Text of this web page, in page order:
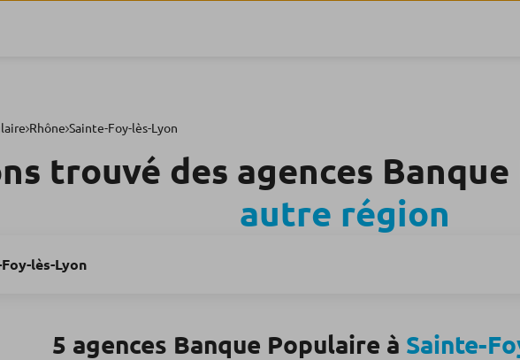
Rhône Sainte-Foy-lès-Lyon
trouvé des agences
autre région
lès-Lyon
5 agences Banque Populaire à Sainte-